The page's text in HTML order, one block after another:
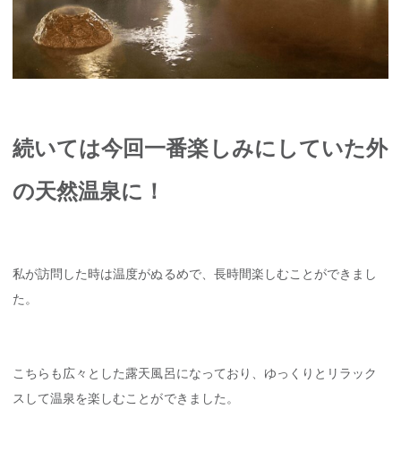
続いては今回一番楽しみにしていた外
の天然温泉に！
私が訪問した時は温度がぬるめで、長時間楽しむことができまし
た。
こちらも広々とした露天風呂になっており、ゆっくりとリラック
スして温泉を楽しむことができました。